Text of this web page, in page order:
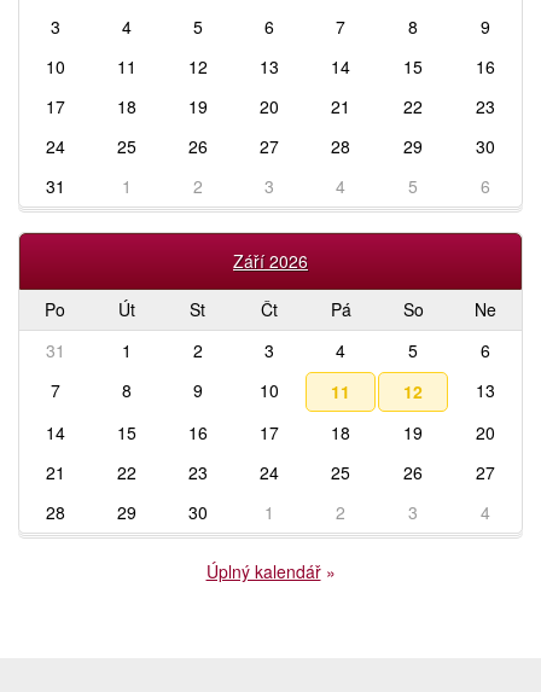
3
4 5 6 7 8
9
10
11 12 13 14 15
16
17
18 19 20 21 22
23
24
25 26 27 28 29
30
31
1 2 3 4 5 6
Září 2026
Po
Út St Čt Pá So
Ne
31
1 2 3 4 5
6
7
8 9 10 11 12
13
14
15 16 17 18 19
20
21
22 23 24 25 26
27
28
29 30 1 2 3 4
Úplný kalendář»